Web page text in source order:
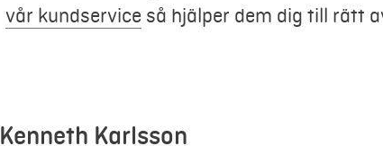
vår kundservice så hjälper dem dig till rätt
Kenneth Karlsson